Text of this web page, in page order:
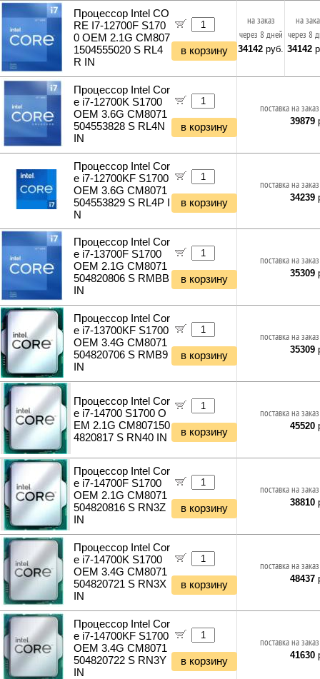
Планки и панели портов
Органайзеры для кабелей
Стяжки для кабелей
Кабели и переходники прочие
Отбойные молотки
Вибротехника
Бетономешалки
Садовые инструменты
Наборы инструментов
Хранение инструментов
Удлинители силовые
Фонари и мобильные светильники
Мультитулы и ножи
Инструменты и техника прочее
Процессор Intel CO
RE I7-12700F S170
0 OEM 2.1G CM807
1504555020 S RL4
R IN
в корзину
на заказ
через 8 дней
34142 руб.
на
через 8
34142
Процессор Intel Cor
e i7-12700K S1700
OEM 3.6G CM8071
504553828 S RL4N
IN
в корзину
поставка на
39879
Процессор Intel Cor
e i7-12700KF S1700
OEM 3.6G CM8071
504553829 S RL4P I
N
в корзину
поставка на
34239
Процессор Intel Cor
e i7-13700F S1700
OEM 2.1G CM8071
504820806 S RMBB
IN
в корзину
поставка на
35309
Процессор Intel Cor
e i7-13700KF S1700
OEM 3.4G CM8071
504820706 S RMB9
IN
в корзину
поставка на
35309
Процессор Intel Cor
e i7-14700 S1700 O
EM 2.1G CM807150
4820817 S RN40 IN
в корзину
поставка на
45520
Процессор Intel Cor
e i7-14700F S1700
OEM 2.1G CM8071
504820816 S RN3Z
IN
в корзину
поставка на
38810
Процессор Intel Cor
e i7-14700K S1700
OEM 3.4G CM8071
504820721 S RN3X
IN
в корзину
поставка на
48437
Процессор Intel Cor
e i7-14700KF S1700
OEM 3.4G CM8071
504820722 S RN3Y
IN
в корзину
поставка на
41630